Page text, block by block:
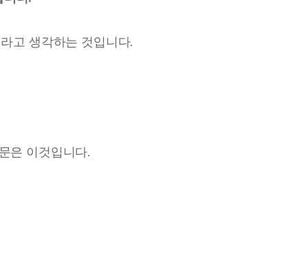
고 생각하는 것입니다.
은 이것입니다.